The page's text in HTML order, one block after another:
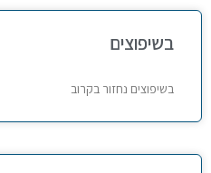
בשיפוצים
בשיפוצים נחזור בקרוב